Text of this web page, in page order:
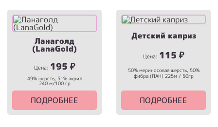
Ланаголд
(LanaGold)
Цена: 195 ₽
49% шерсть, 51% акрил
240 м/100 гр
ПОДРОБНЕЕ
Детский каприз
Цена: 115 ₽
50% мериносовая шерсть, 50%
фибра (ПАН) 225м / 50гр
ПОДРОБНЕЕ